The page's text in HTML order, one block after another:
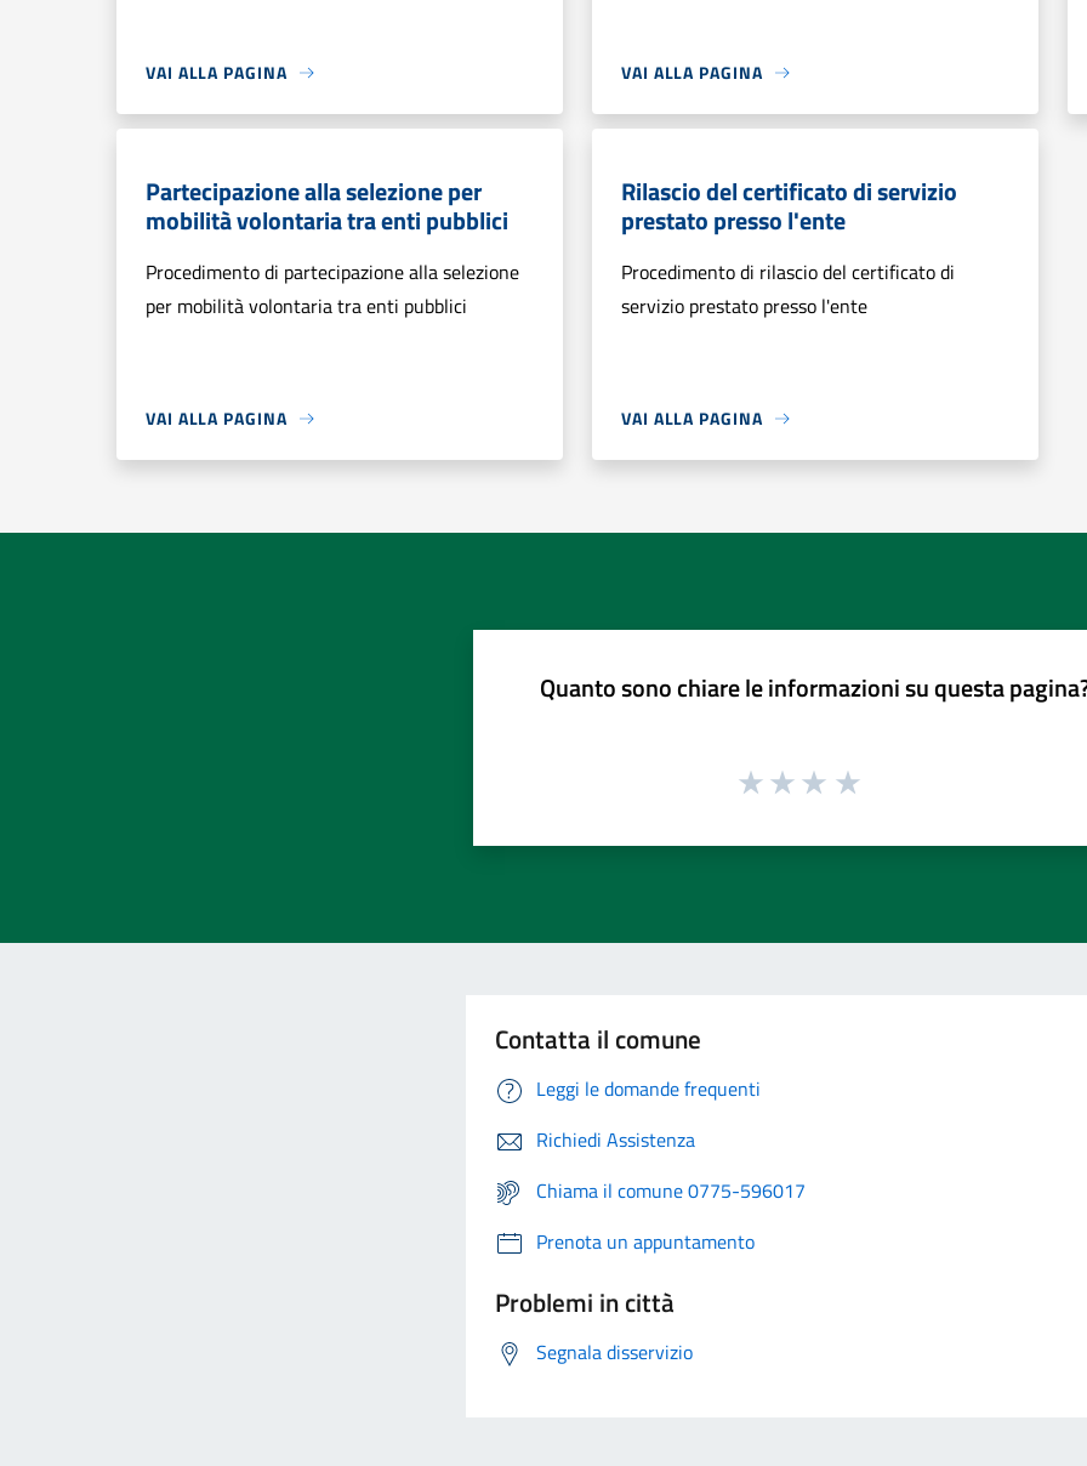
VAI ALLA PAGINA VAI ALLA PAGINA
Partecipazione alla selezione per
mobilità volontaria tra enti pubblici
Procedimento di partecipazione alla selezione
per mobilità volontaria tra enti pubblici
VAI ALLA PAGINA
Rilascio del certificato di servizio
prestato presso l'ente
Procedimento di rilascio del certificato di
servizio prestato presso l'ente
VAI ALLA PAGINA
Quanto sono chiare le informazioni su questa
Contatta il comune
Leggi le domande frequenti
Richiedi Assistenza
Chiama il comune 0775-596017
Prenota un appuntamento
Problemi in città
Segnala disservizio